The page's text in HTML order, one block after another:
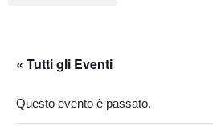
« Tutti gli Eventi
Questo evento è passato.